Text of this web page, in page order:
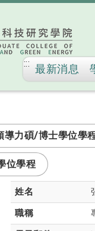
::: 最新消息
導力碩/博士學位學
位學程
姓名
職稱